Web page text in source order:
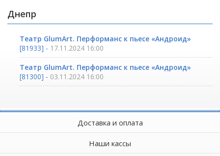
Днепр
Театр GlumArt. Перформанс к пьесе «Андроид»
[81933] - 17.11.2024 16:00
Театр GlumArt. Перформанс к пьесе «Андроид»
[81300] - 03.11.2024 16:00
Доставка и оплата
Наши кассы